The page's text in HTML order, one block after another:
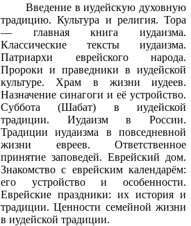
Введение в иудейскую духовную
традицию. Культура и религия. Тора
— главная книга иудаизма.
Классические тексты иудаизма.
Патриархи еврейского народа.
Пророки и праведники в иудейской
культуре. Храм в жизни иудеев.
Назначение синагоги и её устройство.
Суббота (Шабат) в иудейской
традиции. Иудаизм в России.
Традиции иудаизма в повседневной
жизни евреев. Ответственное
принятие заповедей. Еврейский дом.
Знакомство с еврейским календарём:
его устройство и особенности.
Еврейские праздники: их история и
традиции. Ценности семейной жизни
в иудейской традиции.